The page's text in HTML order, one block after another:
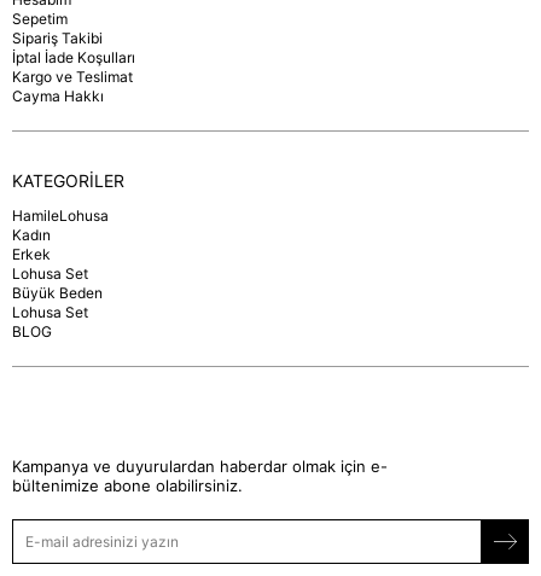
Sepetim
Sipariş Takibi
İptal İade Koşulları
Kargo ve Teslimat
Cayma Hakkı
KATEGORİLER
HamileLohusa
Kadın
Erkek
Lohusa Set
Büyük Beden
Lohusa Set
BLOG
Kampanya ve duyurulardan haberdar olmak için e-
bültenimize abone olabilirsiniz.